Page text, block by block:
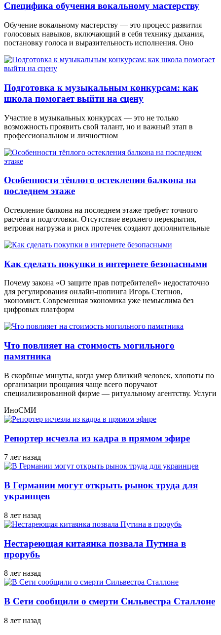
Специфика обучения вокальному мастерству
Обучение вокальному мастерству — это процесс развития
голосовых навыков, включающий в себя технику дыхания,
постановку голоса и выразительность исполнения. Оно
Подготовка к музыкальным конкурсам: как
школа помогает выйти на сцену
Участие в музыкальных конкурсах — это не только
возможность проявить свой талант, но и важный этап в
профессиональном и личностном
Особенности тёплого остекления балкона на
последнем этаже
Остекление балкона на последнем этаже требует точного
расчёта и подготовки. Отсутствие верхнего перекрытия,
ветровая нагрузка и риск протечек создают дополнительные
Как сделать покупки в интернете безопасными
Почему закона «О защите прав потребителей» недостаточно
для регулирования онлайн-шопинга Игорь Степнов,
экономист. Современная экономика уже немыслима без
цифровых платформ
Что повлияет на стоимость могильного
памятника
В скорбные минуты, когда умер близкий человек, хлопоты по
организации прощания чаще всего поручают
специализированной фирме — ритуальному агентству. Услуги
ИноСМИ
Репортер исчезла из кадра в прямом эфире
7 лет назад
В Германии могут открыть рынок труда для
украинцев
8 лет назад
Нестареющая китаянка позвала Путина в
прорубь
8 лет назад
В Сети сообщили о смерти Сильвестра Сталлоне
8 лет назад